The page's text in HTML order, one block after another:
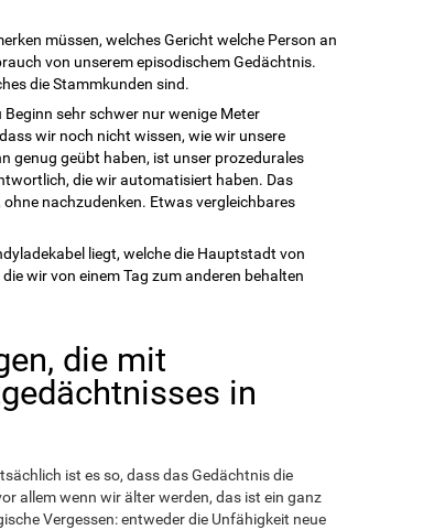
müssen, welches Gericht welche Person an
von unserem episodischem Gedächtnis.
die Stammkunden sind.
sehr schwer nur wenige Meter
wir noch nicht wissen, wie wir unsere
genug geübt haben, ist unser prozedurales
die wir automatisiert haben. Das
nachzudenken. Etwas vergleichbares
liegt, welche die Hauptstadt von
wir von einem Tag zum anderen behalten
die mit
in
ist es so, dass das Gedächtnis die
allem wenn wir älter werden, das ist ein ganz
Vergessen: entweder die Unfähigkeit neue